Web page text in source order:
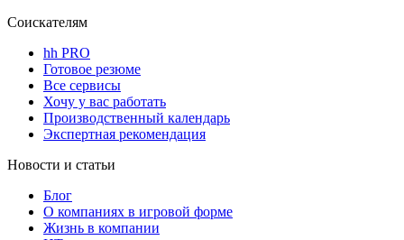
Соискателям
hh PRO
Готовое резюме
Все сервисы
Хочу у вас работать
Производственный календарь
Экспертная рекомендация
Новости и статьи
Блог
О компаниях в игровой форме
Жизнь в компании